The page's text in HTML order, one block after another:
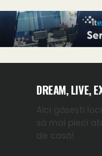
DREAM, LIVE,
Aici găsești
să mai pleci
de casă!